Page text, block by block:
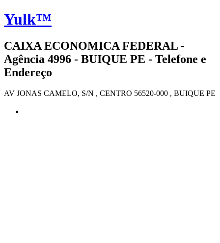
Yulk™
CAIXA ECONOMICA FEDERAL -
Agência 4996 - BUIQUE PE - Telefone e
Endereço
AV JONAS CAMELO, S/N , CENTRO 56520-000 , BUIQUE PE